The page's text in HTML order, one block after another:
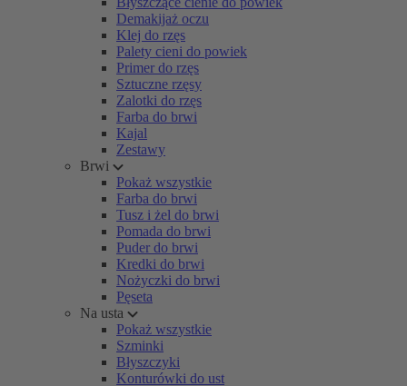
Demakijaż oczu
Klej do rzęs
Palety cieni do powiek
Primer do rzęs
Sztuczne rzęsy
Zalotki do rzęs
Farba do brwi
Kajal
Zestawy
Brwi
Pokaż wszystkie
Farba do brwi
Tusz i żel do brwi
Pomada do brwi
Puder do brwi
Kredki do brwi
Nożyczki do brwi
Pęseta
Na usta
Pokaż wszystkie
Szminki
Błyszczyki
Konturówki do ust